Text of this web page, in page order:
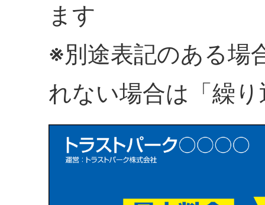
ます
※別途表記のある場
れない場合は「繰